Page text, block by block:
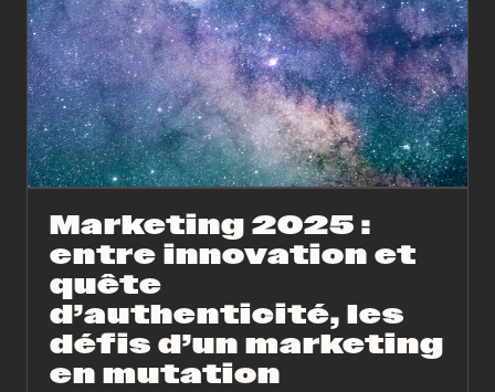
Marketing 2025 :
entre innovation et
quête
d’authenticité, les
défis d’un marketing
en mutation